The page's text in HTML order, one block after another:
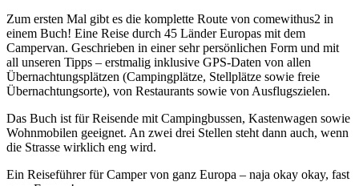
Zum ersten Mal gibt es die komplette Route von comewithus2 in
einem Buch! Eine Reise durch 45 Länder Europas mit dem
Campervan. Geschrieben in einer sehr persönlichen Form und mit
all unseren Tipps – erstmalig inklusive GPS-Daten von allen
Übernachtungsplätzen (Campingplätze, Stellplätze sowie freie
Übernachtungsorte), von Restaurants sowie von Ausflugszielen.
Das Buch ist für Reisende mit Campingbussen, Kastenwagen sowie
Wohnmobilen geeignet. An zwei drei Stellen steht dann auch, wenn
die Strasse wirklich eng wird.
Ein Reiseführer für Camper von ganz Europa – naja okay okay, fast